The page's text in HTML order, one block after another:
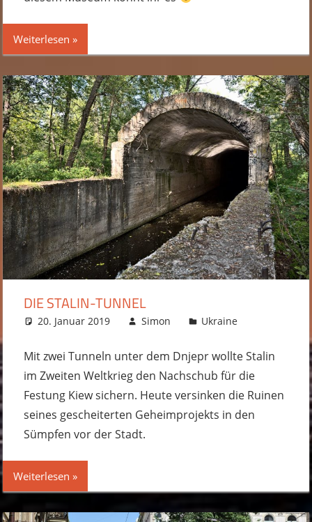
Weiterlesen
DIE STALIN-TUNNEL
20. Januar 2019 Simon
Ukraine
hinterlassen
Mit zwei Tunneln unter dem Dnjepr wollte Stalin
im Zweiten Weltkrieg den Nachschub für die
Festung Kiew sichern. Heute versinken die Ruinen
seines gescheiterten Geheimprojekts in den
Sümpfen vor der Stadt.
Weiterlesen